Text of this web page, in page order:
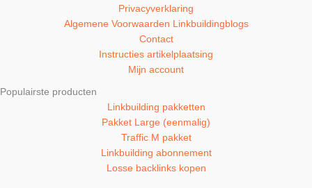
Privacyverklaring
Algemene Voorwaarden Linkbuildingblogs
Contact
Instructies artikelplaatsing
Mijn account
Populairste producten
Linkbuilding pakketten
Pakket Large (eenmalig)
Traffic M pakket
Linkbuilding abonnement
Losse backlinks kopen